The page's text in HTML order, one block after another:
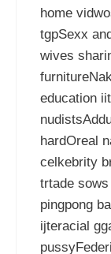
home
tgpSexx
wives
education
hardOreal
celkebrity
trtade
pingpong
ijteracial